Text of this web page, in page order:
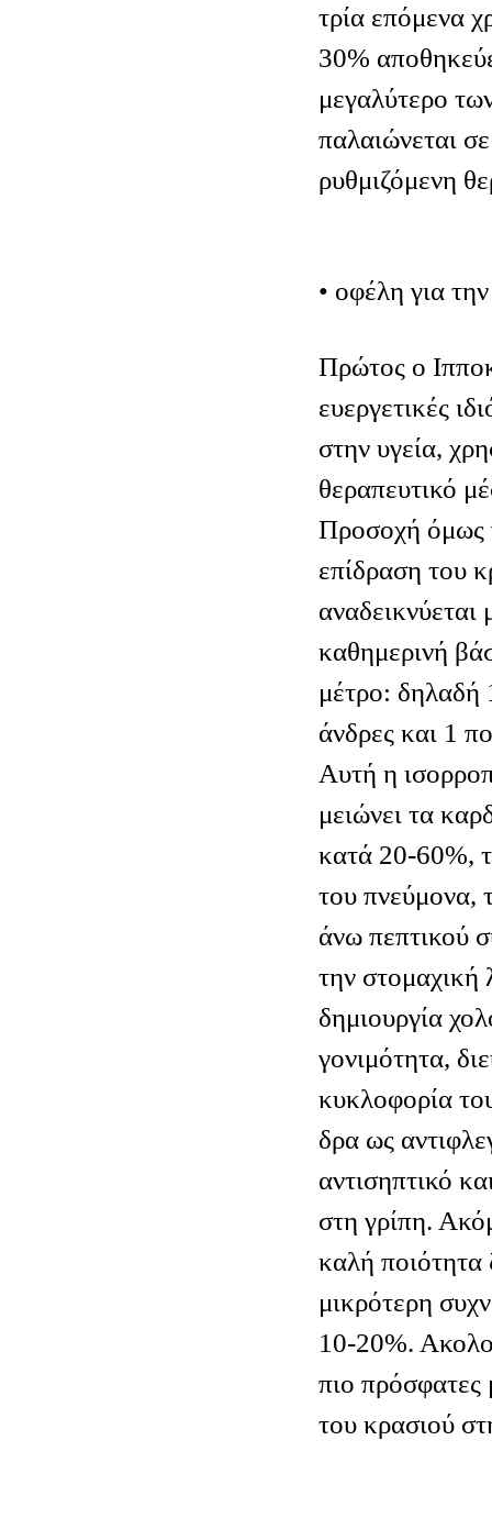
τρία επόμενα
30%
μεγαλύτερο
παλαιώνεται
ρυθμιζόμενη
• οφέλη για
Πρώτος ο
ευεργετικές
στην υγεία,
θεραπευτικό
Προσοχή όμως
επίδραση του
αναδεικνύεται
καθημερινή
μέτρο: δηλαδή
άνδρες και 1
Αυτή η
μειώνει τα
κατά 20-60%,
του πνεύμονα,
άνω πεπτικού
την στομαχική
δημιουργία
γονιμότητα,
κυκλοφορία
δρα ως
αντισηπτικό
στη γρίπη.
καλή ποιότητα
μικρότερη
10-20%.
πιο πρόσφατες
του κρασιού